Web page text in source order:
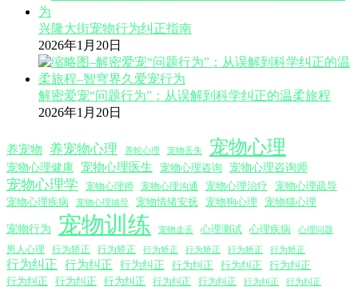
兴隆大街宠物行为纠正指南
2026年1月20日
解密爱宠“问题行为”：从误解到科学纠正的温柔旅程
2026年1月20日
养宠物 养宠物心理 养蛇心理 宠物丢失 宠物心理
宠物心理健康 宠物心理医生 宠物心理咨询 宠物心理咨询师
宠物心理学 宠物心理师 宠物心理沟通 宠物心理治疗
宠物心理疏导
宠物心理疾病
宠物心理辅导 宠物情绪安抚 宠物狗心理 宠物猫心理
宠物行为 宠物训练 宠物走丢 心理测试 心理疾病 心理问题
男人心理 行为矫正 行为矫正 行为矫正 行为矫正 行为矫正 行为矫正
行为纠正 行为纠正 行为纠正 行为纠正 行为纠正
行为纠正
行为纠正
行为纠正 行为纠正 行为纠正 行为纠正 行为纠正 行为纠正